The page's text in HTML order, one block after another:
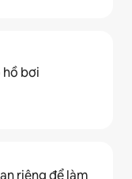
bơi
riêng để làm